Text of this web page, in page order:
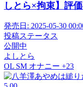
しとら×拘束】評価
発売日: 2025-05-30
投稿ステータス
公開中
よしとら
OL SM オナニー +23